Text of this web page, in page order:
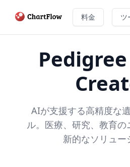
料金 ツ
AIが支援する高精度な
ル。医療、研究、教育
新的なソリュー